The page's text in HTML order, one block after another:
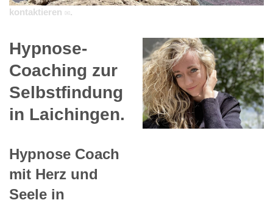
kontaktieren ✉.
Hypnose-
Coaching zur
Selbstfindung
in Laichingen.
Hypnose Coach
mit Herz und
Seele in